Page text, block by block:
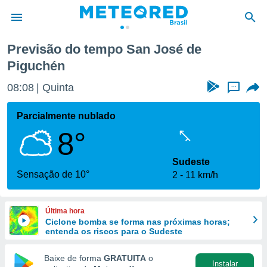
da
por
para
fornecidas
e
forma
Previsão do tempo San José de
Piguchén
08:08 Quinta ...
Parcialmente nublado
8°
Sensação de 10°
Sudeste
2
11 km/h
Última hora
Ciclone bomba se forma nas próximas horas;
entenda os riscos para o Sudeste
Baixe de forma GRATUITA o
Instalar